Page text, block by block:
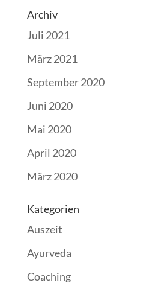
Archiv
Juli 2021
März 2021
September 2020
Juni 2020
Mai 2020
April 2020
März 2020
Kategorien
Auszeit
Ayurveda
Coaching